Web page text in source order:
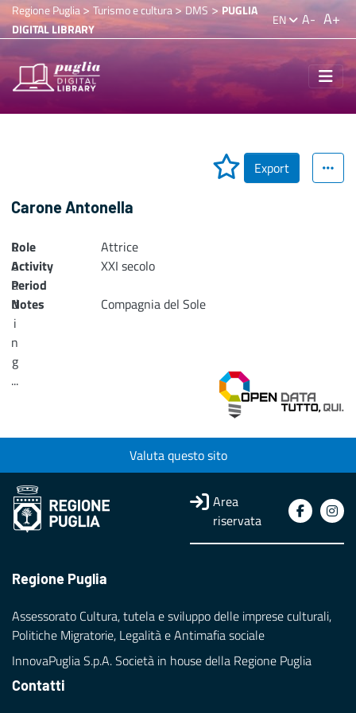
Regione Puglia> Turismo e cultura>DMS > PUGLIA
DIGITAL LIBRARY
EN A- A+
Export
Carone Antonella
L
o
a
d
i
n
g
...
Role
Attrice
Activity
Period
XXI secolo
Notes
Compagnia del Sole
Valuta questo sito
Area
riservata
Regione Puglia
Assessorato Cultura, tutela e sviluppo delle imprese culturali,
Politiche Migratorie, Legalità e Antimafia sociale
InnovaPuglia S.p.A. Società in house della Regione Puglia
Contatti